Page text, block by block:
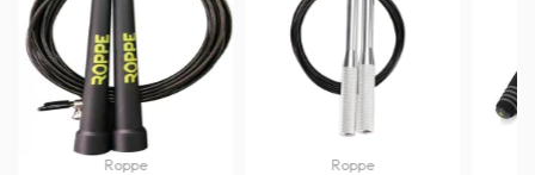
Roppe Roppe